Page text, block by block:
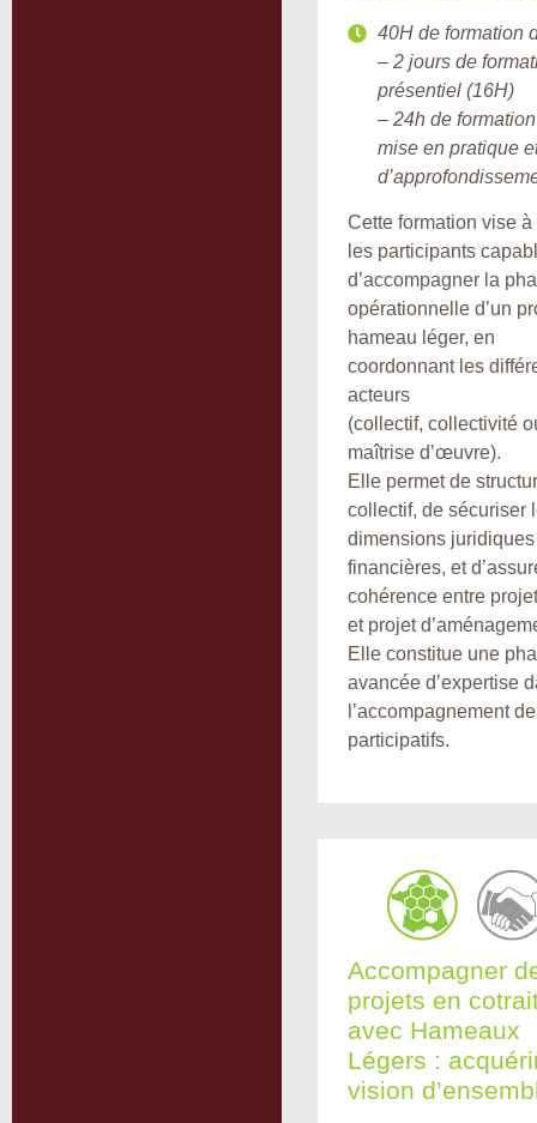
40H de formation
– 2 jours de
présentiel (16H)
– 24h de
mise en pratique
Cette formation vise à
les participants
d’accompagner la
opérationnelle d’un
hameau léger, en
coordonnant les
acteurs
(collectif, collectivité
maîtrise d’œuvre).
Elle permet de
collectif, de sécuriser
dimensions juridiques
financières, et
cohérence entre
et projet
Elle constitue une
avancée d’expertise
l’accompagnement
participatifs.
Accompagner
projets en
avec Hameaux
Légers :
vision